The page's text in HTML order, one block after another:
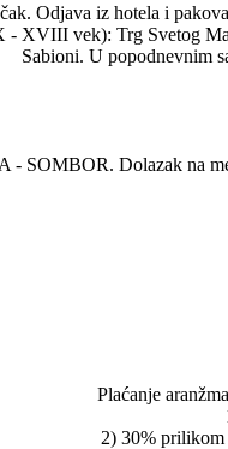
Odjava iz hotela i
- XVIII vek): Trg Svetog
Sabioni. U popodnevnim
SOMBOR. Dolazak na
Plaćanje
2) 30% prilikom